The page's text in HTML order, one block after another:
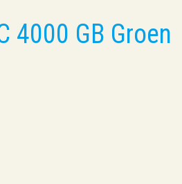
4000 GB Groen